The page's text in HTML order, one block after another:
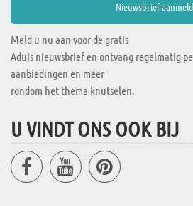
Meld u nu aan voor de gratis
Aduis nieuwsbrief en ontvang regelmatig
aanbiedingen en meer
rondom het thema knutselen.
U VINDT ONS OOK BIJ